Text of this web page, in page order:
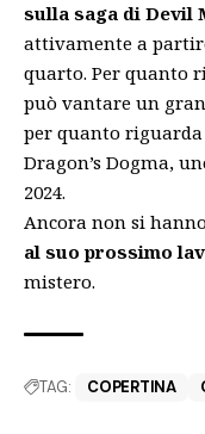
sulla saga di Devil
attivamente a
quarto. Per quanto
può vantare un
per quanto riguarda
Dragon’s Dogma,
2024.
Ancora non si hanno
al suo prossimo
mistero.
TAG: COPERTINA